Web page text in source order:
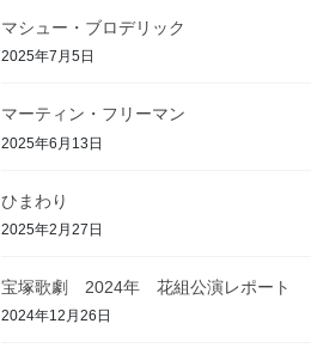
マシュー・ブロデリック
2025年7月5日
マーティン・フリーマン
2025年6月13日
ひまわり
2025年2月27日
宝塚歌劇 2024年 花組公演レポート
2024年12月26日